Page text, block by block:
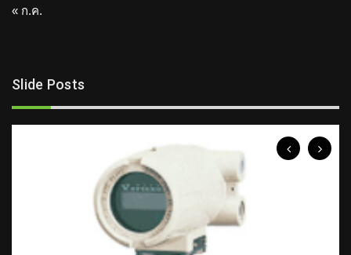
« ก.ค.
Slide Posts